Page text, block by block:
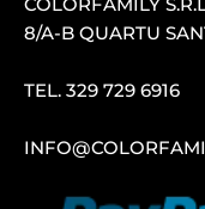
8/A-B QUARTU
TEL. 329 729 6916